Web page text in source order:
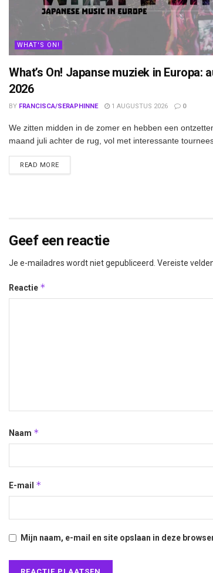
WHAT'S ON!
What’s On! Japanse muziek in Europa:
2026
BY FRANCISCA/SERAPHINNE 1 AUGUSTUS 2026 0
We zitten midden in de zomer en hebben een
maand juli achter de rug, vol met interessante
READ MOREDETAILS
Geef een reactie
Je e-mailadres wordt niet gepubliceerd. Vereiste
Reactie *
Naam *
E-mail *
Mijn naam, e-mail en site opslaan in deze